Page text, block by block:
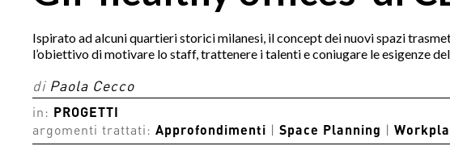
Ispirato ad alcuni quartieri storici milanesi, il concept dei nuovi spazi
l’obiettivo di motivare lo staff, trattenere i talenti e coniugare le esigenze
di Paola Cecco
in:
PROGETTI
argomenti trattati: Approfondimenti Space Planning